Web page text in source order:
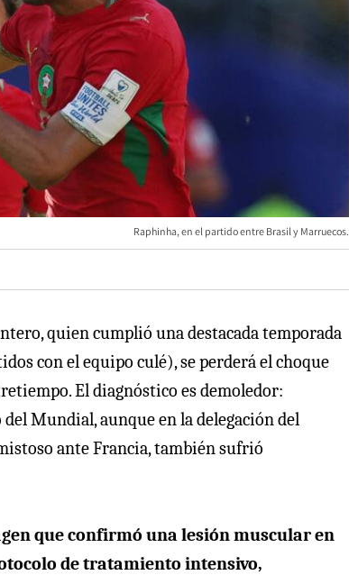
Raphinha, en el partido entre Brasil y Marruecos.
quien cumplió una destacada temporada
con el equipo culé), se perderá el choque
El diagnóstico es demoledor:
del Mundial, aunque en la delegación del
ante Francia, también sufrió
que confirmó una lesión muscular en
de tratamiento intensivo,